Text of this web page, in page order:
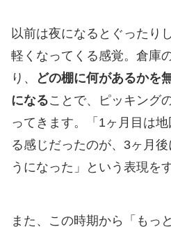
以前は夜になるとぐったり
軽くなってくる感覚。倉庫
り、
どの棚に何があるかを
になることで、ピッキング
ってきます。「1ヶ月目は
る感じだったのが、3ヶ月
うになった」という表現を
また、この時期から「もっ